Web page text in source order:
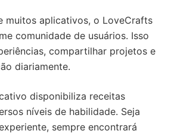
muitos aplicativos, o LoveCrafts
comunidade de usuários. Isso
compartilhar projetos e
diariamente.
disponibiliza receitas
níveis de habilidade. Seja
sempre encontrará